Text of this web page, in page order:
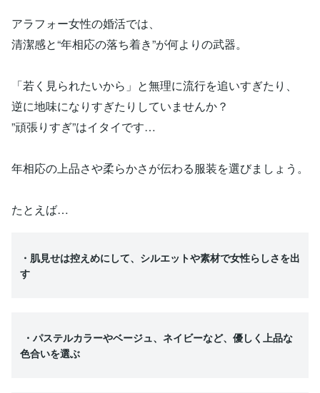
アラフォー女性の婚活では、
清潔感と“年相応の落ち着き”が何よりの武器。
「若く見られたいから」と無理に流行を追いすぎたり、
逆に地味になりすぎたりしていませんか？
”頑張りすぎ”はイタイです…
年相応の上品さや柔らかさが伝わる服装を選びましょう。
たとえば…
・肌見せは控えめにして、シルエットや素材で女性らしさを出
す
・パステルカラーやベージュ、ネイビーなど、優しく上品な
色合いを選ぶ